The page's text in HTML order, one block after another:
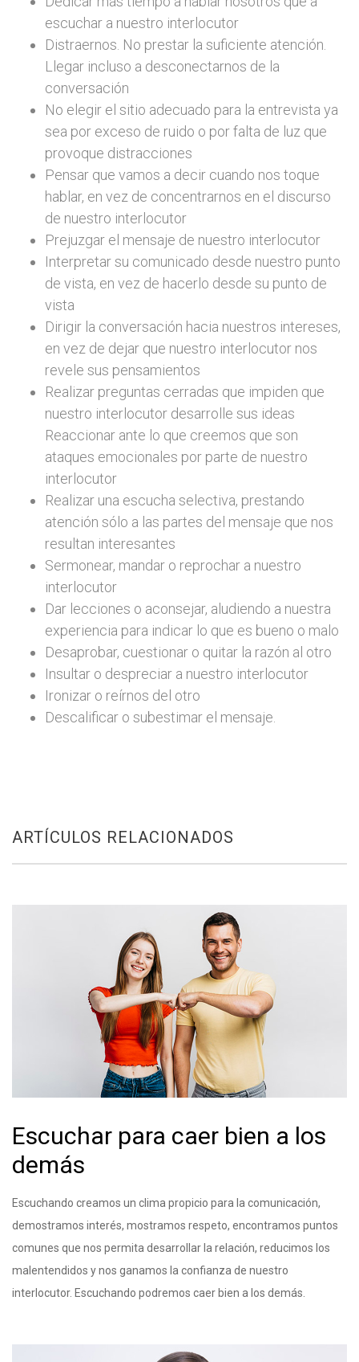
escuchar a nuestro interlocutor
Distraernos. No prestar la suficiente atención.
Llegar incluso a desconectarnos de la
conversación
No elegir el sitio adecuado para la entrevista ya
sea por exceso de ruido o por falta de luz que
provoque distracciones
Pensar que vamos a decir cuando nos toque
hablar, en vez de concentrarnos en el discurso
de nuestro interlocutor
Prejuzgar el mensaje de nuestro interlocutor
Interpretar su comunicado desde nuestro punto
de vista, en vez de hacerlo desde su punto de
vista
Dirigir la conversación hacia nuestros intereses,
en vez de dejar que nuestro interlocutor nos
revele sus pensamientos
Realizar preguntas cerradas que impiden que
nuestro interlocutor desarrolle sus ideas
Reaccionar ante lo que creemos que son
ataques emocionales por parte de nuestro
interlocutor
Realizar una escucha selectiva, prestando
atención sólo a las partes del mensaje que nos
resultan interesantes
Sermonear, mandar o reprochar a nuestro
interlocutor
Dar lecciones o aconsejar, aludiendo a nuestra
experiencia para indicar lo que es bueno o malo
Desaprobar, cuestionar o quitar la razón al otro
Insultar o despreciar a nuestro interlocutor
Ironizar o reírnos del otro
Descalificar o subestimar el mensaje.
ARTÍCULOS RELACIONADOS
Escuchar para caer bien a los
demás
Escuchando creamos un clima propicio para la comunicación,
demostramos interés, mostramos respeto, encontramos puntos
comunes que nos permita desarrollar la relación, reducimos los
malentendidos y nos ganamos la confianza de nuestro
interlocutor. Escuchando podremos caer bien a los demás.